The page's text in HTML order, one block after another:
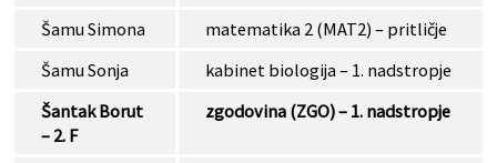
Šamu Simona
matematika 2 (MAT2) – pritličje
Šamu Sonja
kabinet biologija – 1. nadstropje
Šantak Borut
– 2. F
zgodovina (ZGO) – 1. nadstropje